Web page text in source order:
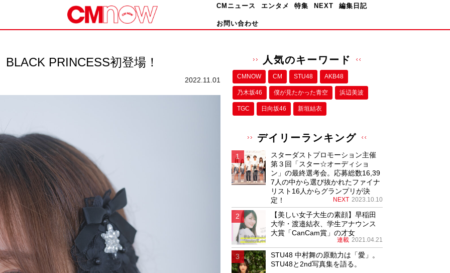
CMニュース エンタメ 特集 NEXT 編集日記
お問い合わせ
PRINCESS初登場！
2022.11.01
人気のキーワード
CMNOW CM STU48 AKB48
乃木坂46 僕が⾒たかった⻘空 浜辺美波
TGC 日向坂46 新垣結衣
デイリーランキング
スターダストプロモーション主催
第３回「スター☆オーディショ
ン」の最終選考会。応募総数16,39
7人の中から選び抜かれたファイナ
リスト16人からグランプリが決
定！
NEXT 2023.10.10
【美しい女子大生の素顔】早稲田
大学・渡邉結衣、学生アナウンス
大賞「CanCam賞」の才女
連載 2021.04.21
STU48 中村舞の原動力は「愛」。
STU48と2nd写真集を語る。